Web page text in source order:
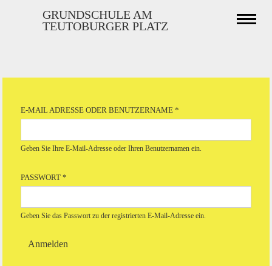
GRUNDSCHULE AM
TEUTOBURGER PLATZ
E-MAIL ADRESSE ODER BENUTZERNAME *
Geben Sie Ihre E-Mail-Adresse oder Ihren Benutzernamen ein.
PASSWORT *
Geben Sie das Passwort zu der registrierten E-Mail-Adresse ein.
Anmelden